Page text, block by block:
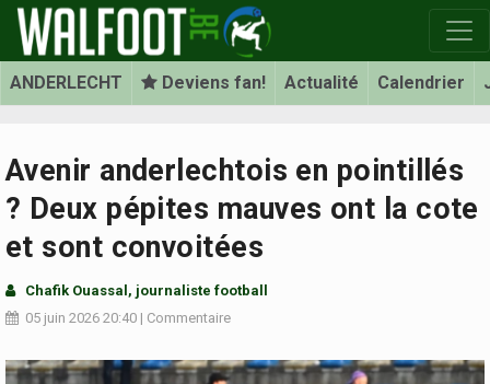
ANDERLECHT Deviens fan! Actualité Calendrier
Avenir anderlechtois en pointillés
? Deux pépites mauves ont la cote
et sont convoitées
Chafik Ouassal, journaliste football
05 juin 2026 20:40 | Commentaire